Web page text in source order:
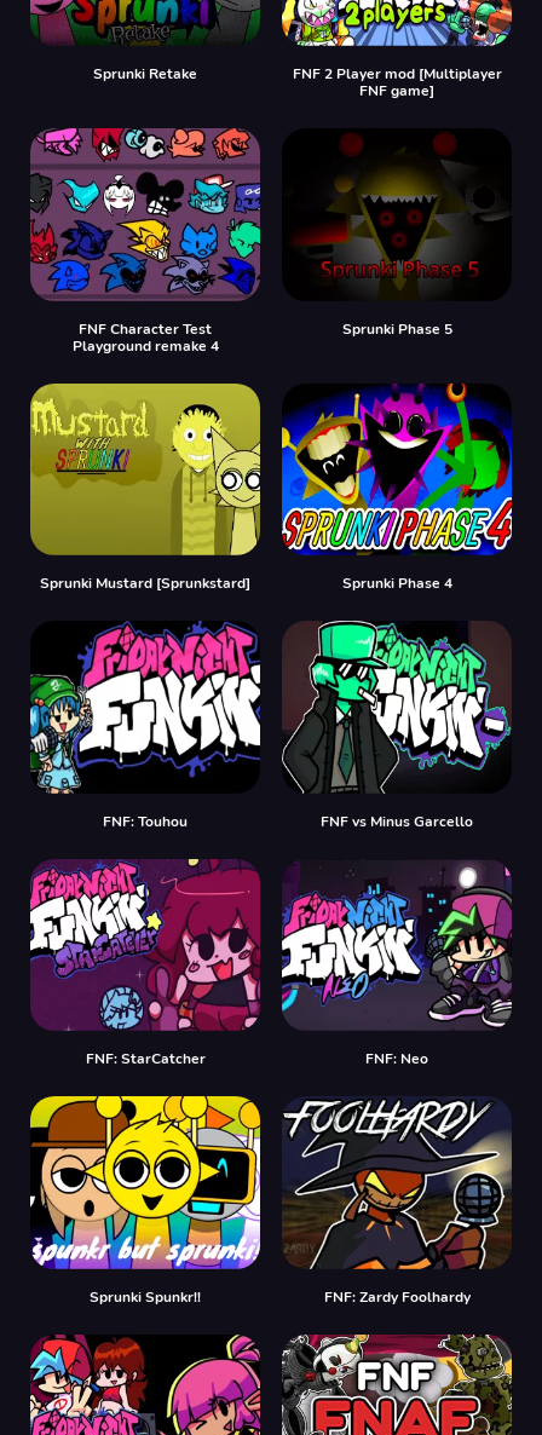
Sprunki Retake
FNF 2 Player mod [Multiplayer
FNF game]
FNF Character Test
Playground remake 4
Sprunki Phase 5
Sprunki Mustard [Sprunkstard] Sprunki Phase 4
FNF: Touhou FNF vs Minus Garcello
FNF: StarCatcher FNF: Neo
Sprunki Spunkr!! FNF: Zardy Foolhardy